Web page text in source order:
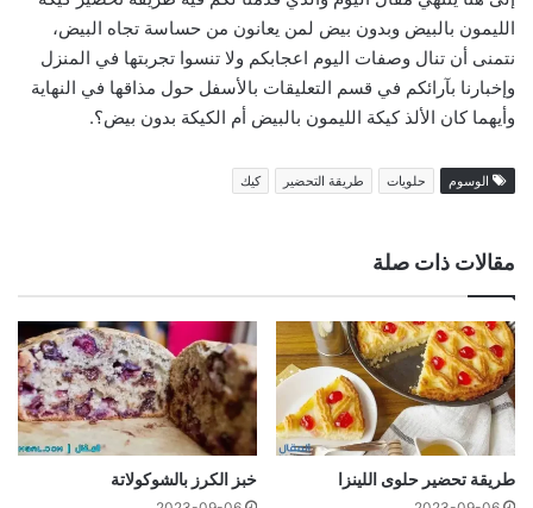
الليمون بالبيض وبدون بيض لمن يعانون من حساسة تجاه البيض،
نتمنى أن تنال وصفات اليوم اعجابكم ولا تنسوا تجربتها في المنزل
وإخبارنا بآرائكم في قسم التعليقات بالأسفل حول مذاقها في النهاية
وأيهما كان الألذ كيكة الليمون بالبيض أم الكيكة بدون بيض؟.
الوسوم حلويات طريقة التحضير كيك
مقالات ذات صلة
طريقة تحضير حلوى اللينزا خبز الكرز بالشوكولاتة